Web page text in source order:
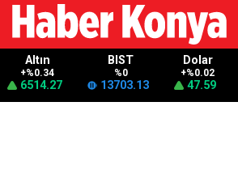
Altın
+%0.34
6514.27
BIST
%0
13703.13
Dolar
+%0.02
47.59